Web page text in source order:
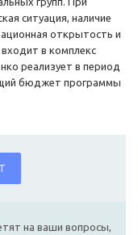
ситуация, наличие
открытость и
в комплекс
реализует в период
бюджет программы
на ваши вопросы,